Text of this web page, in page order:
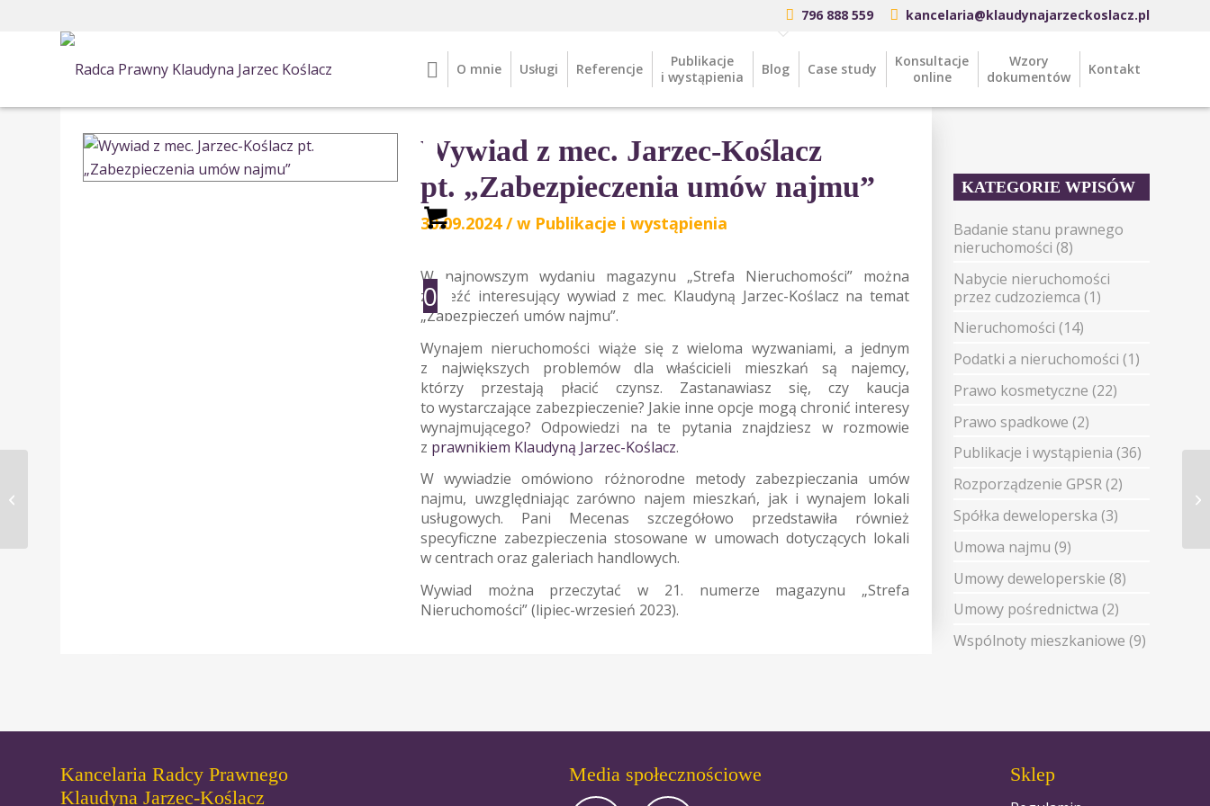
796 888 559 kancelaria@klaudynajarzeckoslacz.pl
O mnie Usługi Referencje
Publikacje
i wystąpienia
Blog Case study
Konsultacje
online
Wzory
dokumentów
Kontakt
0
Wywiad z mec. Jarzec-Koślacz
pt. „Zabezpieczenia umów najmu”
30.09.2024 / w Publikacje i wystąpienia
W najnowszym wydaniu magazynu „Strefa Nieruchomości” można
znaleźć interesujący wywiad z mec. Klaudyną Jarzec-Koślacz na temat
„Zabezpieczeń umów najmu”.
Wynajem nieruchomości wiąże się z wieloma wyzwaniami, a jednym
z największych problemów dla właścicieli mieszkań są najemcy,
którzy przestają płacić czynsz. Zastanawiasz się, czy kaucja
to wystarczające zabezpieczenie? Jakie inne opcje mogą chronić interesy
wynajmującego? Odpowiedzi na te pytania znajdziesz w rozmowie
z prawnikiem Klaudyną Jarzec-Koślacz.
W wywiadzie omówiono różnorodne metody zabezpieczania umów
najmu, uwzględniając zarówno najem mieszkań, jak i wynajem lokali
usługowych. Pani Mecenas szczegółowo przedstawiła również
specyficzne zabezpieczenia stosowane w umowach dotyczących lokali
w centrach oraz galeriach handlowych.
Wywiad można przeczytać w 21. numerze magazynu „Strefa
Nieruchomości” (lipiec-wrzesień 2023).
KATEGORIE WPISÓW
Badanie stanu prawnego
nieruchomości (8)
Nabycie nieruchomości
przez cudzoziemca (1)
Nieruchomości (14)
Podatki a nieruchomości (1)
Prawo kosmetyczne (22)
Prawo spadkowe (2)
Publikacje i wystąpienia (36)
Rozporządzenie GPSR(2)
Spółka deweloperska (3)
Umowa najmu (9)
Umowy deweloperskie (8)
Umowy pośrednictwa (2)
Wspólnoty mieszkaniowe (9)
Kancelaria Radcy Prawnego
Klaudyna Jarzec-Koślacz
Media społecznościowe Sklep